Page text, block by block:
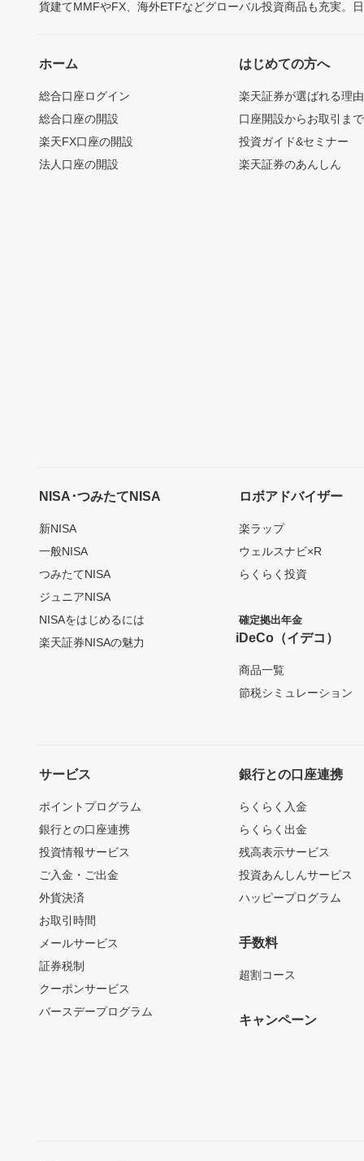
貨建てMMFやFX、海外ETFなどグローバル投資商品も充実。
ホーム
総合口座ログイン
総合口座の開設
楽天FX口座の開設
法人口座の開設
はじめての方へ
楽天証券が選ばれる理由
口座開設からお取引ま
投資ガイド&セミナー
楽天証券のあんしん
NISA･つみたてNISA
新NISA
一般NISA
つみたてNISA
ジュニアNISA
NISAをはじめるには
楽天証券NISAの魅力
ロボアドバイザー
楽ラップ
ウェルスナビ×R
らくらく投資
確定拠出年金
iDeCo（イデコ）
商品一覧
節税シミュレーション
サービス
ポイントプログラム
銀行との口座連携
投資情報サービス
ご入金・ご出金
外貨決済
お取引時間
メールサービス
証券税制
クーポンサービス
バースデープログラム
銀行との口座連携
らくらく入金
らくらく出金
残高表示サービス
投資あんしんサービス
ハッピープログラム
手数料
超割コース
キャンペーン